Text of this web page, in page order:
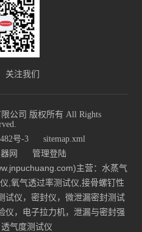
关注我们
公司 版权所有 All Rights
号-3
sitemap.xml
网 管理登陆
主营：水蒸气
,氧气透过率测试仪,接骨螺钉性
试仪，密封仪，微泄漏密封测试
仪，电子拉力机，泄漏与密封强
气度测试仪